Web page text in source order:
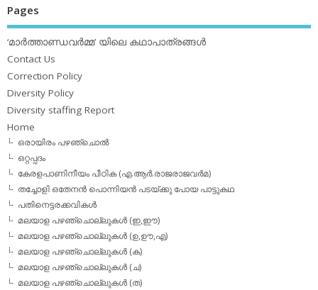
Pages
‘മാര്‍ത്താണ്ഡവര്‍മ്മ’ യിലെ കഥാപാത്രങ്ങള്‍
Contact Us
Correction Policy
Diversity Policy
Diversity staffing Report
Home
ഒരായിരം പഴഞ്ചൊല്‍
ഒറ്റപ്പദം
കേരളപാണിനീയം പീഠിക (എ.ആര്‍.രാജരാജവര്‍മ)
തച്ചോളി ഒതേനൻ പൊന്നിയൻ പടയ്‌ക്കു പോയ പാട്ടുകഥ
പതിനെട്ടരക്കവികള്‍
മലയാള പഴഞ്ചൊല്ലുകള്‍ (ഇ,ഈ)
മലയാള പഴഞ്ചൊല്ലുകള്‍ (ഉ,ഊ,എ)
മലയാള പഴഞ്ചൊല്ലുകള്‍ (ക)
മലയാള പഴഞ്ചൊല്ലുകള്‍ (ച)
മലയാള പഴഞ്ചൊല്ലുകള്‍ (ത)